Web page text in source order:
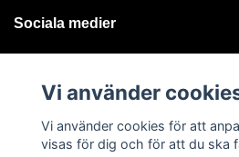
Sociala medier
© 2026 Ystad Skeppshandel -
Vi använder
Vi använder cookies för att
visas för dig och för att du ska